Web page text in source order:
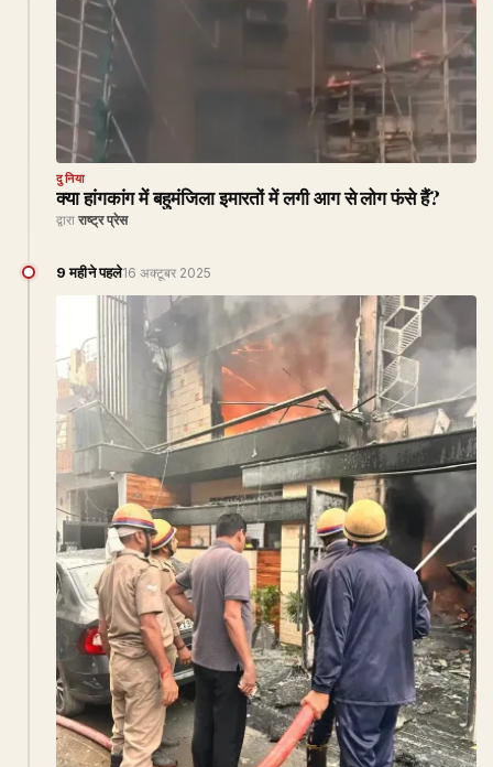
दुनिया
क्या हांगकांग में बहुमंजिला इमारतों में लगी आग से लोग फंसे हैं?
द्वारा राष्ट्र प्रेस
9 महीने पहले16 अक्टूबर 2025